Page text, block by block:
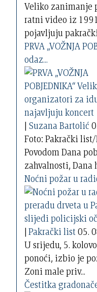
Veliko zanimanje
ratni video iz
pojavljuju
PRVA „VOŽNJA
odaz...
| Suzana Bartolić
Foto: Pakrački
Povodom Dana
zahvalnosti, Dana
Noćni požar u
|Pakrački list05.
U srijedu, 5.
ponoći, izbio je
Zoni male priv...
Čestitka